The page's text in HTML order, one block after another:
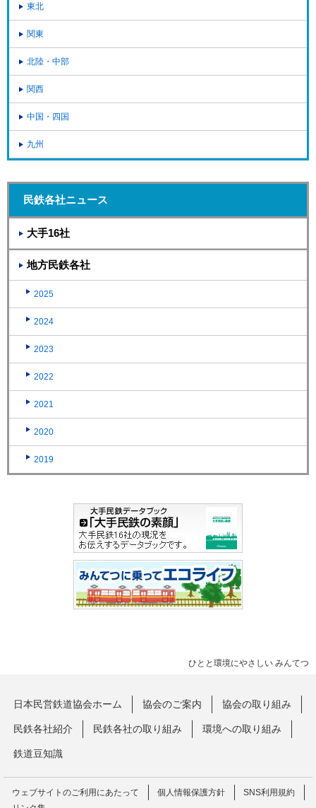
東北
関東
北陸・中部
関西
中国・四国
九州
民鉄各社ニュース
大手16社
地方民鉄各社
2025
2024
2023
2022
2021
2020
2019
ひとと環境にやさしい みんてつ
日本民営鉄道協会ホーム 協会のご案内 協会の取り組み
民鉄各社紹介 民鉄各社の取り組み 環境への取り組み
鉄道豆知識
ウェブサイトのご利用にあたって 個人情報保護方針
SNS利用規約